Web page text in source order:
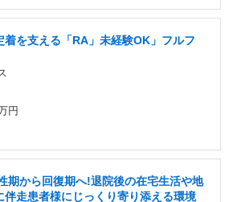
着を支える「RA」未経験OK」フルフ
円
期から回復期へ!退院後の在宅生活や地
伴走患者様にじっくり寄り添える環境